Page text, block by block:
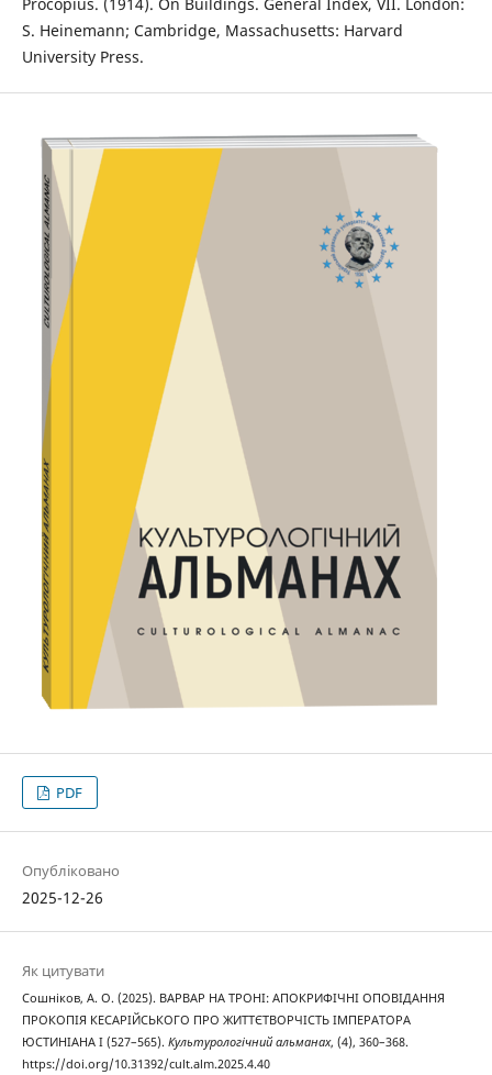
Procopius. (1914). On Buildings. General Index, VII. London:
S. Heinemann; Cambridge, Massachusetts: Harvard
University Press.
PDF
Опубліковано
2025-12-26
Як цитувати
Сошніков, А. О. (2025). ВАРВАР НА ТРОНІ: АПОКРИФІЧНІ ОПОВІДАННЯ
ПРОКОПІЯ КЕСАРІЙСЬКОГО ПРО ЖИТТЄТВОРЧІСТЬ ІМПЕРАТОРА
ЮСТИНІАНА І (527–565). Культурологічний альманах, (4), 360–368.
https://doi.org/10.31392/cult.alm.2025.4.40